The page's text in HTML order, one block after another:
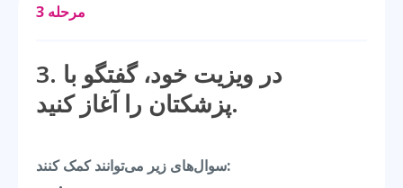
مرحله 3
3. در ویزیت خود، گفتگو با
پزشکتان را آغاز کنید.
سوال‌های زیر می‌توانند کمک کنند: